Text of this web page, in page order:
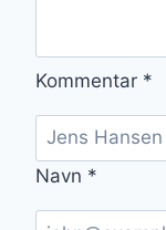
Kommentar *
Navn *